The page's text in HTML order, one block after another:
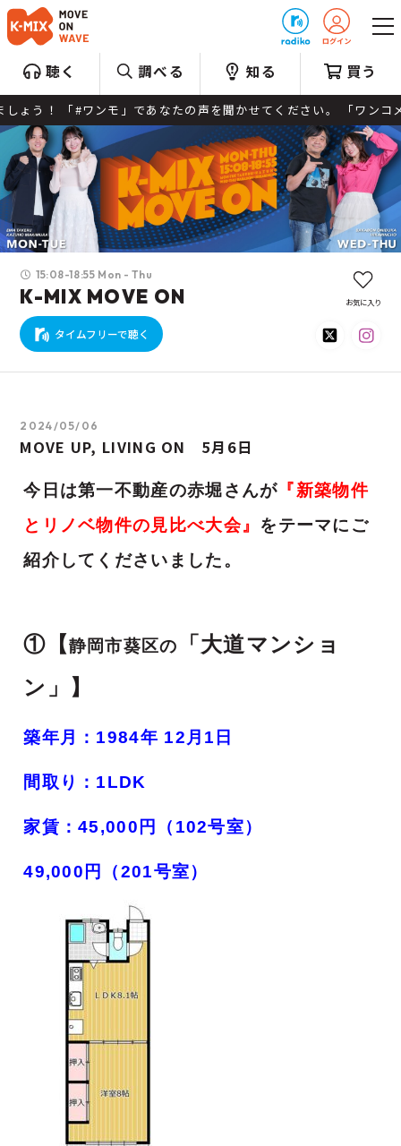
聴く 調べる 知る 買う
#ワンモ」であなたの声を聞かせてください。 「ワンコ
15:08-18:55 Mon - Thu
K-MIX MOVE ON
タイムフリーで聴く
お気に入り
2024/05/06
MOVE UP, LIVING ON 5月6日
今日は第一不動産の赤堀さんが 『新築物件
とリノベ物件の見比べ大会』 をテーマにご
紹介してくださいました。
①【静岡市葵区の 「 大道マンショ
ン」
】
築年月：1984年 12月1日
間取り：1LDK
家賃：45,000円（102号室）
49,000円（201号室）